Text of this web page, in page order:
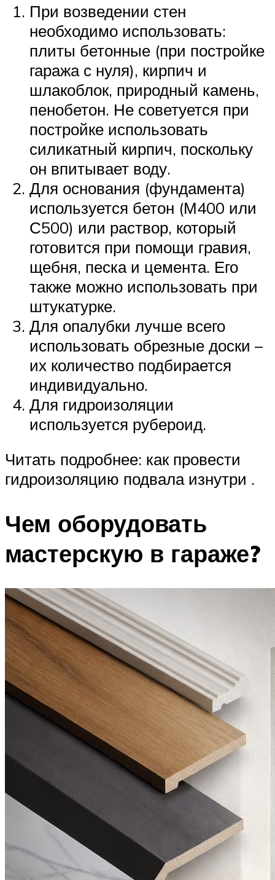
При возведении стен
необходимо использовать:
плиты бетонные (при постройке
гаража с нуля), кирпич и
шлакоблок, природный камень,
пенобетон. Не советуется при
постройке использовать
силикатный кирпич, поскольку
он впитывает воду.
Для основания (фундамента)
используется бетон (М400 или
С500) или раствор, который
готовится при помощи гравия,
щебня, песка и цемента. Его
также можно использовать при
штукатурке.
Для опалубки лучше всего
использовать обрезные доски –
их количество подбирается
индивидуально.
Для гидроизоляции
используется рубероид.
Читать подробнее: как провести
гидроизоляцию подвала изнутри .
Чем оборудовать
мастерскую в гараже?